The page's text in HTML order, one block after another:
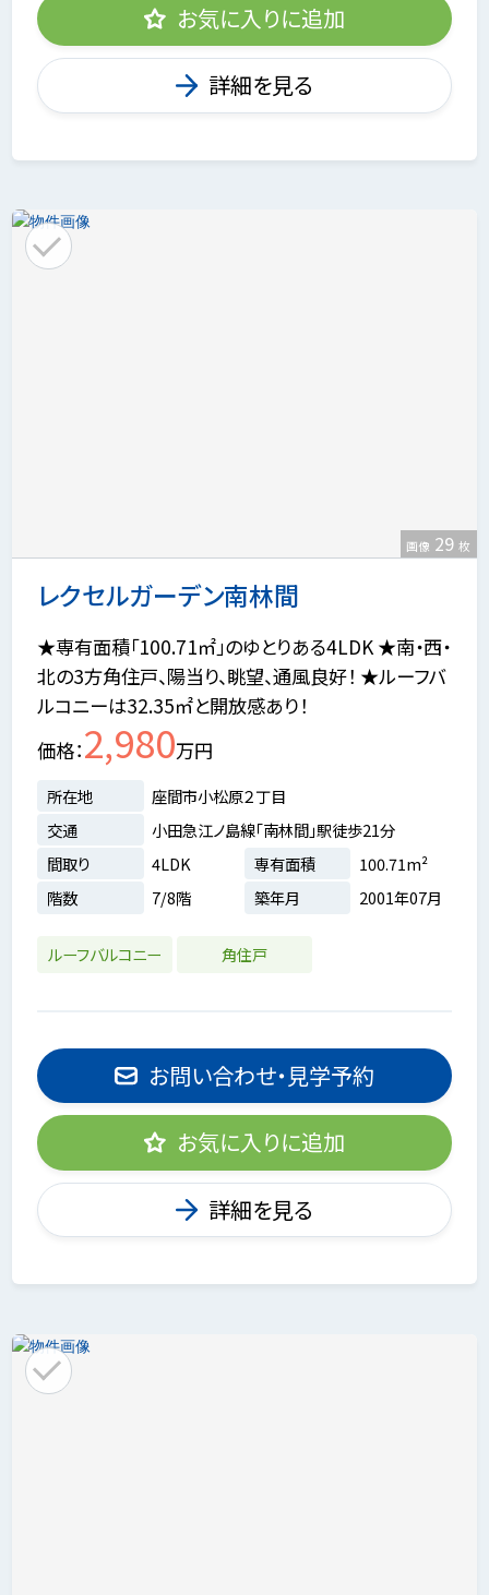
お気に入りに追加
詳細を見る
レクセルガーデン南林間
画像 29 枚
★専有面積「100.71㎡」のゆとりある4LDK ★南・西・
北の3方角住戸、陽当り、眺望、通風良好！ ★ルーフバ
ルコニーは32.35㎡と開放感あり！
価格 2,980万円
所在地
座間市小松原２丁目
交通
小田急江ノ島線「南林間」駅徒歩21分
間取り
4LDK 専有面積
100.71m²
階数
7/8階 築年月 2001年07月
ルーフバルコニー 角住戸
お問い合わせ・見学予約
お気に入りに追加
詳細を見る